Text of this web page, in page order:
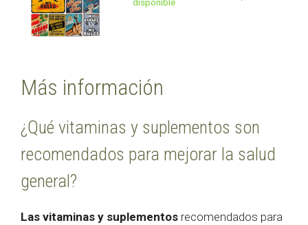
Más información
¿Qué vitaminas y suplementos son
recomendados para mejorar la salud
general?
Las vitaminas y suplementos recomendados para